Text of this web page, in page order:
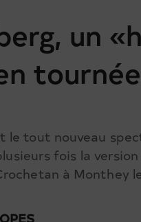
un
tournée
le tout nouveau
fois la
à Monthey